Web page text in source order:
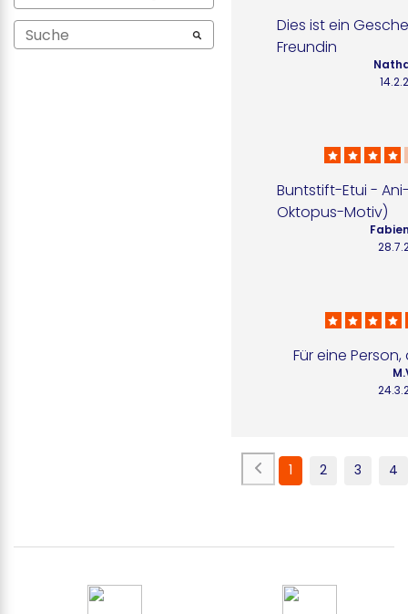
Dies ist ein
Freundin
Buntstift-Etui -
Oktopus-Motiv)
Für eine
1 2 3 4